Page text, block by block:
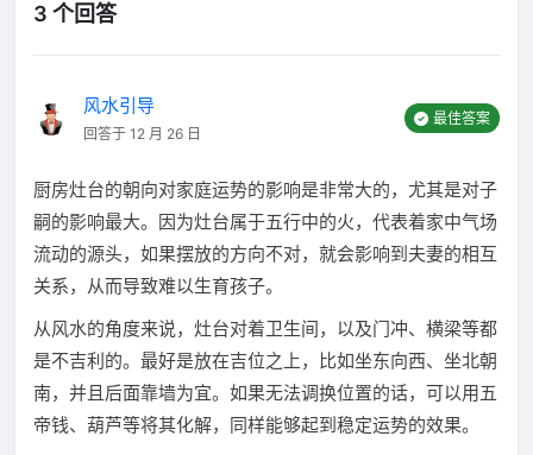
3 个回答
风水引导
回答于 12 月 26 日
最佳答案
厨房灶台的朝向对家庭运势的影响是非常大的，尤其是对子
嗣的影响最大。因为灶台属于五行中的火，代表着家中气场
流动的源头，如果摆放的方向不对，就会影响到夫妻的相互
关系，从而导致难以生育孩子。
从风水的角度来说，灶台对着卫生间，以及门冲、横梁等都
是不吉利的。最好是放在吉位之上，比如坐东向西、坐北朝
南，并且后面靠墙为宜。如果无法调换位置的话，可以用五
帝钱、葫芦等将其化解，同样能够起到稳定运势的效果。